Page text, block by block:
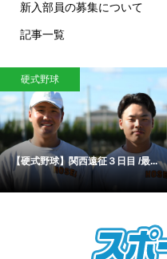
新入部員の募集について
記事一覧
水泳
【水泳】女子４×200mフリーリレ
ー...